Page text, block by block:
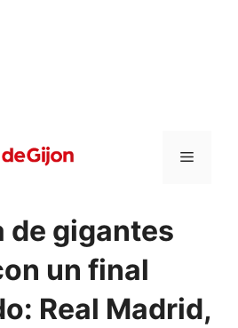
Menu
de gigantes
un final
Real Madrid,